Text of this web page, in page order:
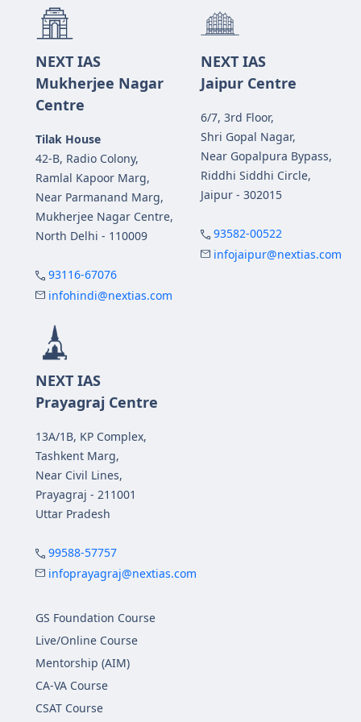
NEXT IAS
Mukherjee Nagar
Centre
Tilak House
42-B, Radio Colony,
Ramlal Kapoor Marg,
Near Parmanand Marg,
Mukherjee Nagar Centre,
North Delhi - 110009
93116-67076
infohindi@nextias.com
NEXT IAS
Jaipur Centre
6/7, 3rd Floor,
Shri Gopal Nagar,
Near Gopalpura Bypass,
Riddhi Siddhi Circle,
Jaipur - 302015
93582-00522
infojaipur@nextias.com
NEXT IAS
Prayagraj Centre
13A/1B, KP Complex,
Tashkent Marg,
Near Civil Lines,
Prayagraj - 211001
Uttar Pradesh
99588-57757
infoprayagraj@nextias.com
GS Foundation Course
Live/Online Course
Mentorship (AIM)
CA-VA Course
CSAT Course